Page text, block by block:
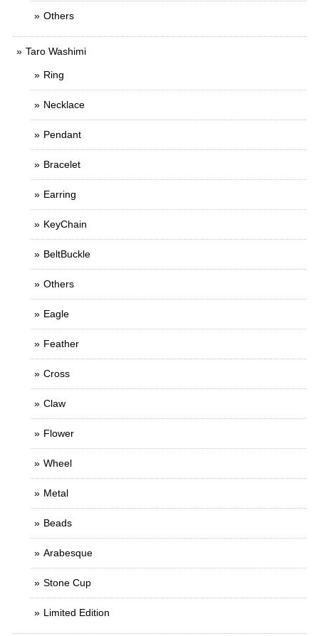
Others
Taro Washimi
Ring
Necklace
Pendant
Bracelet
Earring
KeyChain
BeltBuckle
Others
Eagle
Feather
Cross
Claw
Flower
Wheel
Metal
Beads
Arabesque
Stone Cup
Limited Edition